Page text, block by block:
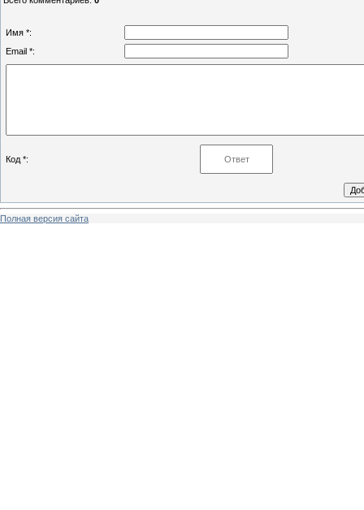
Имя *:
Email *:
Код *:
Полная версия сайта